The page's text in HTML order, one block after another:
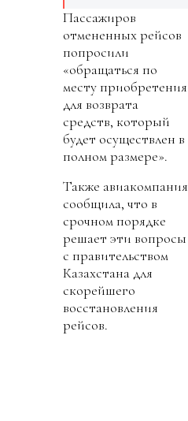
Пассажиров
отмененных рейсов
попросили
«обращаться по
месту приобретения
для возврата
средств, который
будет осуществлен в
полном размере».
Также авиакомпания
сообщила, что в
срочном порядке
решает эти вопросы
с правительством
Казахстана для
скорейшего
восстановления
рейсов.